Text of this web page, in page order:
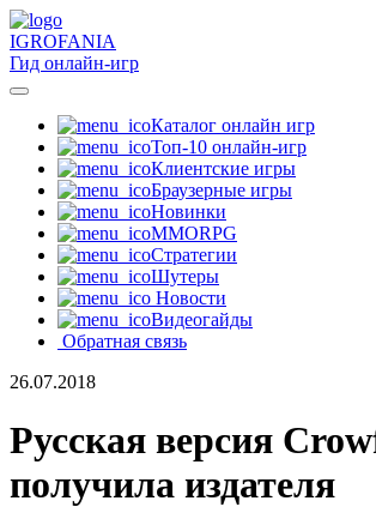
IGROFANIA
Гид онлайн-игр
Каталог онлайн игр
Топ-10 онлайн-игр
Клиентские игры
Браузерные игры
Новинки
MMORPG
Стратегии
Шутеры
Новости
Видеогайды
Обратная связь
26.07.2018
Русская версия
получила издателя